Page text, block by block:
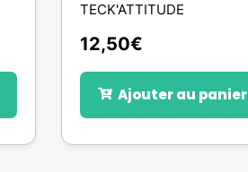
TECK'ATTITUDE
12,50€
Ajouter au panier